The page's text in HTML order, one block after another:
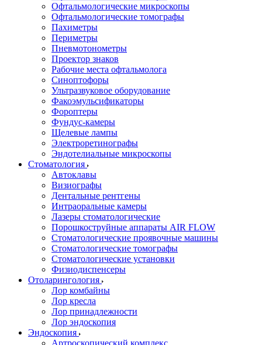
Офтальмологические микроскопы
Офтальмологические томографы
Пахиметры
Периметры
Пневмотонометры
Проектор знаков
Рабочие места офтальмолога
Синоптофоры
Ультразвуковое оборудование
Факоэмульсификаторы
Фороптеры
Фундус-камеры
Щелевые лампы
Электроретинографы
Эндотелиальные микроскопы
Стоматология
Автоклавы
Визиографы
Дентальные рентгены
Интраоральные камеры
Лазеры стоматологические
Порошкоструйные аппараты AIR FLOW
Стоматологические проявочные машины
Стоматологические томографы
Стоматологические установки
Физиодиспенсеры
Отоларингология
Лор комбайны
Лор кресла
Лор принадлежности
Лор эндоскопия
Эндоскопия
Артроскопический комплекс